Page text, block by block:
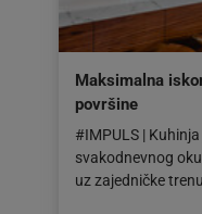
Maksimalna
površine
#IMPULS |
svakodnevnog
uz zajedničke